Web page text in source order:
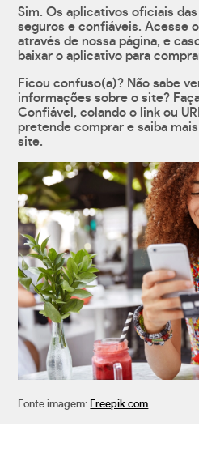
Sim. Os aplicativos oficiais
seguros e confiáveis. Acesse
através de nossa página, e
baixar o aplicativo para
Ficou confuso(a)? Não sabe
informações sobre o site?
Confiável, colando o link ou
pretende comprar e saiba
site.
Fonte imagem: Freepik.com